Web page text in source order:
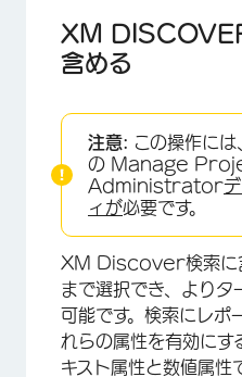
XM
含める
注意: この操作に
の Manage
Administrator
ィが必要です。
XM Discover検索に
まで選択でき、よりタ
可能です。検索にレポ
れらの属性を有効にす
キスト属性と数値属性